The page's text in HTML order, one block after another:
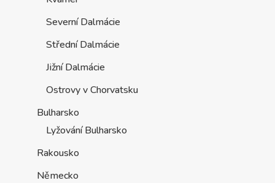
Severní Dalmácie
Střední Dalmácie
Jižní Dalmácie
Ostrovy v Chorvatsku
Bulharsko
Lyžování Bulharsko
Rakousko
Německo